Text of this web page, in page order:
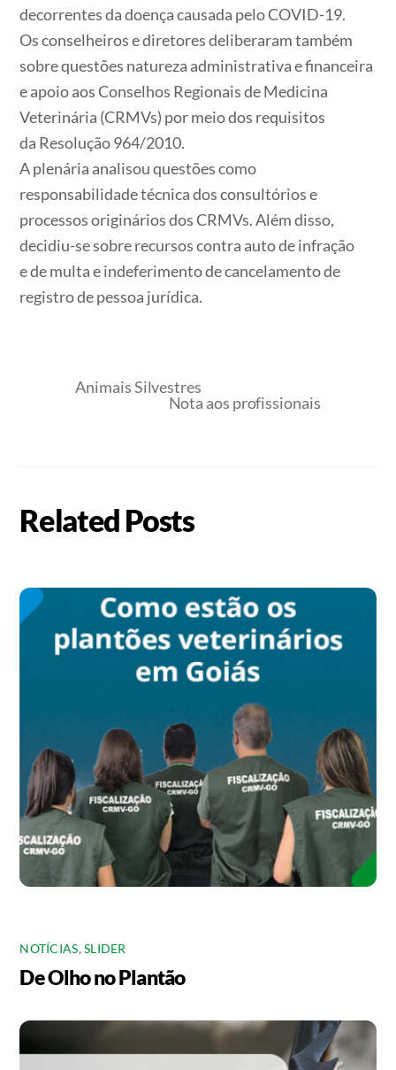
decorrentes da doença causada pelo COVID-19.
Os conselheiros e diretores deliberaram também
sobre questões natureza administrativa e financeira
e apoio aos Conselhos Regionais de Medicina
Veterinária (CRMVs) por meio dos requisitos
da Resolução 964/2010.
A plenária analisou questões como
responsabilidade técnica dos consultórios e
processos originários dos CRMVs. Além disso,
decidiu-se sobre recursos contra auto de infração
e de multa e indeferimento de cancelamento de
registro de pessoa jurídica.
Animais Silvestres
Nota aos profissionais
Related Posts
NOTÍCIAS,SLIDER
De Olho no Plantão